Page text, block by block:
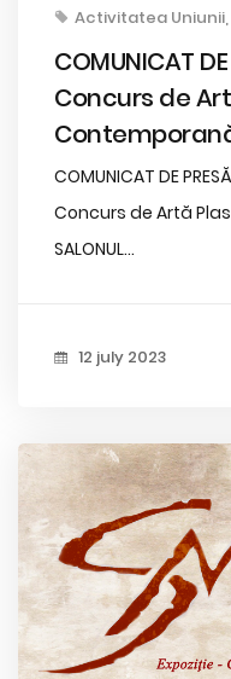
Activitatea Uniunii
COMUNICAT
Concurs de
Contemporană
COMUNICAT DE
Concurs de Artă
SALONUL...
12 july 2023